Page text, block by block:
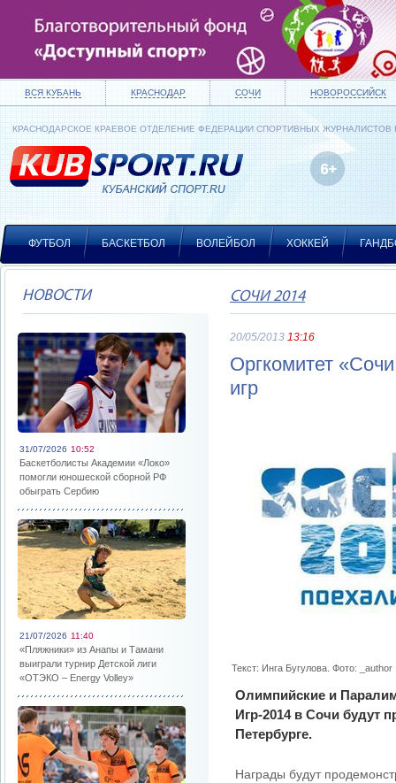
ВСЯ КУБАНЬ КРАСНОДАР СОЧИ НОВОРОССИЙСК
КРАСНОДАРСКОЕ КРАЕВОЕ ОТДЕЛЕНИЕ ФЕДЕРАЦИИ СПОРТИВНЫХ ЖУРНАЛИСТОВ
ФУТБОЛ БАСКЕТБОЛ ВОЛЕЙБОЛ ХОККЕЙ
НОВОСТИ
31/07/2026 10:52
Баскетболисты Академии «Локо»
помогли юношеской сборной РФ
обыграть Сербию
21/07/2026 11:40
«Пляжники» из Анапы и Тамани
выиграли турнир Детской лиги
«ОТЭКО – Energy Volley»
СОЧИ 2014
20/05/2013 13:16
Оргкомитет
игр
Текст: Инга Бугулова. Фото: _author
Олимпийские и
Игр-2014 в Сочи будут
Петербурге.
Награды будут